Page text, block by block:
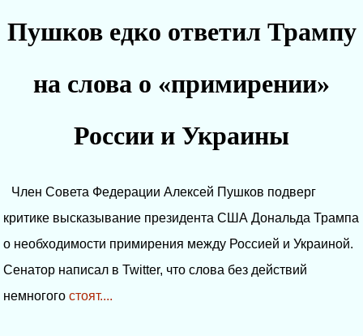
Пушков едко ответил Трампу
на слова о «примирении»
России и Украины
Член Совета Федерации Алексей Пушков подверг
критике высказывание президента США Дональда Трампа
о необходимости примирения между Россией и Украиной.
Сенатор написал в Twitter, что слова без действий
немногого стоят....